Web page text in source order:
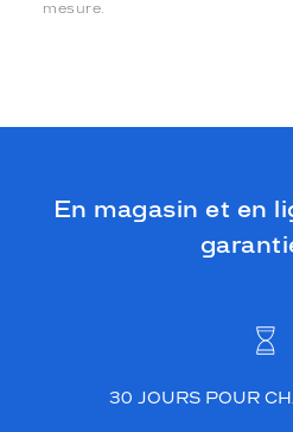
mesure.
En magasin et en
30 JOURS POUR